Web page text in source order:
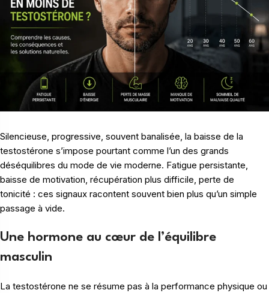
Silencieuse, progressive, souvent banalisée, la baisse de la
testostérone s’impose pourtant comme l’un des grands
déséquilibres du mode de vie moderne. Fatigue persistante,
baisse de motivation, récupération plus difficile, perte de
tonicité : ces signaux racontent souvent bien plus qu’un simple
passage à vide.
Une hormone au cœur de l’équilibre
masculin
La testostérone ne se résume pas à la performance physique ou